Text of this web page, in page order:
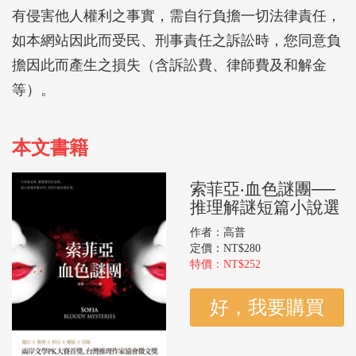
有侵害他人權利之事實，需自行負擔一切法律責任，
如本網站因此而受民、刑事責任之訴訟時，您同意負
擔因此而產生之損失（含訴訟費、律師費及和解金
等）。
本文書籍
索菲亞‧血色謎團──
推理解謎短篇小說選
作者：高普
定價：NT$280
特價：NT$252